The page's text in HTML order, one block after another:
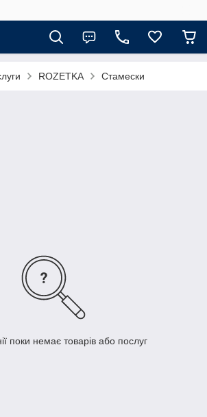
ROZETKA Стамески
поки немає товарів або послуг